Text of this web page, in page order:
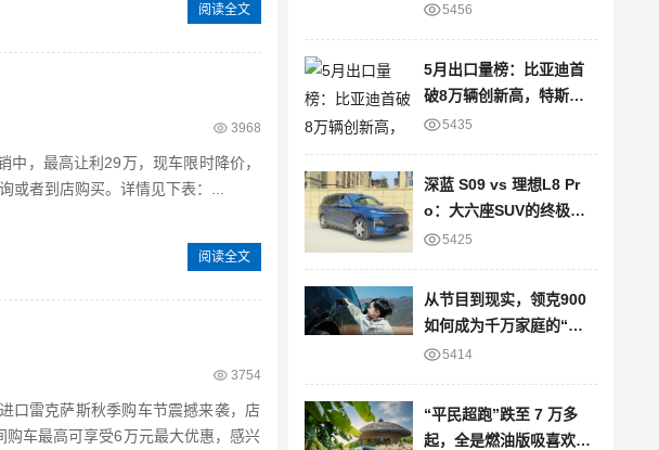
5456
5月出口量榜：比亚迪首
破8万辆创新高，特斯拉
大降22%
5435
深蓝 S09 vs 理想L8 Pr
o：大六座SUV的终极对
决 5425
从节目到现实，领克900
如何成为千万家庭的“信
任之选”？
5414
“平民超跑”跌至 7 万多
起，全是燃油版吸喜欢的
阅读全文
3968
，最高让利29万，现车限时降价，
或者到店购买。详情见下表：...
阅读全文
3754
雷克萨斯秋季购车节震撼来袭，店
车最高可享受6万元最大优惠，感兴